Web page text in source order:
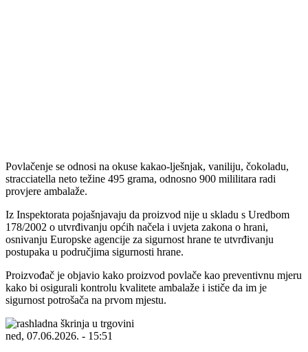
Povlačenje se odnosi na okuse kakao-lješnjak, vaniliju, čokoladu,
stracciatella neto težine 495 grama, odnosno 900 mililitara radi
provjere ambalaže.
Iz Inspektorata pojašnjavaju da proizvod nije u skladu s Uredbom
178/2002 o utvrđivanju općih načela i uvjeta zakona o hrani,
osnivanju Europske agencije za sigurnost hrane te utvrđivanju
postupaka u područjima sigurnosti hrane.
Proizvođač je objavio kako proizvod povlače kao preventivnu mjeru
kako bi osigurali kontrolu kvalitete ambalaže i ističe da im je
sigurnost potrošača na prvom mjestu.
ned, 07.06.2026. - 15:51